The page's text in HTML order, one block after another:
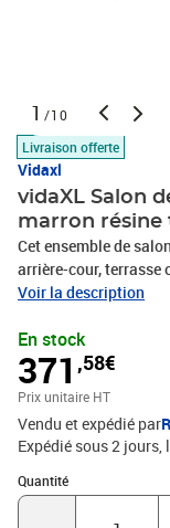
1 /10
Livraison offerte
Vidaxl
vidaXL Salon
marron résine
Cet ensemble de
arrière-cour, terrasse
accueillant pour
tressée, également
matériau synthétique
ressemble au rotin
couramment utilisée
durabilité et de ses
robuste et stable : le
stable, durable et
qui garantit des
Voir la description
En stock
371 ,58€
Prix unitaire HT
Vendu et expédié par
Expédié sous 2 jours
Quantité
Quantité : 1